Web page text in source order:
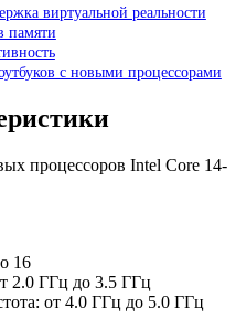
виртуальной реальности
памяти
с новыми процессорами
процессоров Intel Core 14-
16
2.0 ГГц до 3.5 ГГц
от 4.0 ГГц до 5.0 ГГц